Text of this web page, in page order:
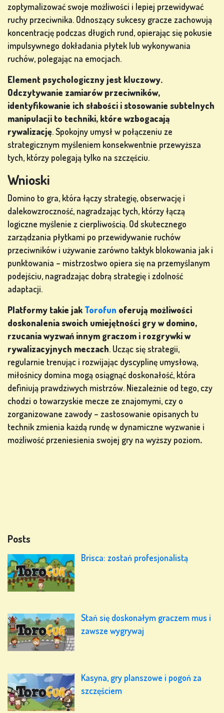
zoptymalizować swoje możliwości i lepiej przewidywać
ruchy przeciwnika. Odnoszący sukcesy gracze zachowują
koncentrację podczas długich rund, opierając się pokusie
impulsywnego dokładania płytek lub wykonywania
ruchów, polegając na emocjach.
Element psychologiczny jest kluczowy.
Odczytywanie zamiarów przeciwników,
identyfikowanie ich słabości i stosowanie subtelnych
manipulacji to techniki, które wzbogacają
rywalizację. Spokojny umysł w połączeniu ze
strategicznym myśleniem konsekwentnie przewyższa
tych, którzy polegają tylko na szczęściu.
Wnioski
Domino to gra, która łączy strategię, obserwację i
dalekowzroczność, nagradzając tych, którzy łączą
logiczne myślenie z cierpliwością. Od skutecznego
zarządzania płytkami po przewidywanie ruchów
przeciwników i używanie zarówno taktyk blokowania jak i
punktowania – mistrzostwo opiera się na przemyślanym
podejściu, nagradzając dobrą strategię i zdolność
adaptacji.
Platformy takie jak Torofun oferują możliwości
doskonalenia swoich umiejętności gry w domino,
rzucania wyzwań innym graczom i rozgrywki w
rywalizacyjnych meczach. Ucząc się strategii,
regularnie trenując i rozwijając dyscyplinę umysłową,
miłośnicy domina mogą osiągnąć doskonałość, która
definiują prawdziwych mistrzów. Niezależnie od tego, czy
chodzi o towarzyskie mecze ze znajomymi, czy o
zorganizowane zawody – zastosowanie opisanych tu
technik zmienia każdą rundę w dynamiczne wyzwanie i
możliwość przeniesienia swojej gry na wyższy poziom.
Posts
Brisca: zostań profesjonalistą
Stań się doskonałym graczem mus i
zawsze wygrywaj
Kasyna, gry planszowe i pogoń za
szczęściem